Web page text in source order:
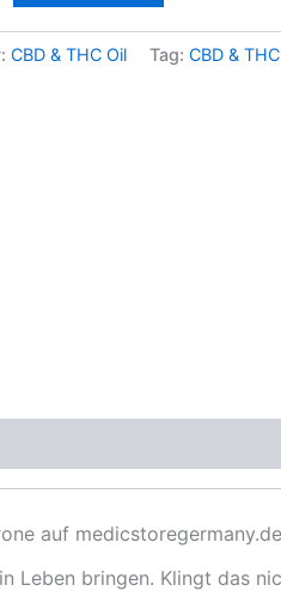
CBD & THC Oil Tag: CBD &
auf medicstoregermany.de
Leben bringen. Klingt das